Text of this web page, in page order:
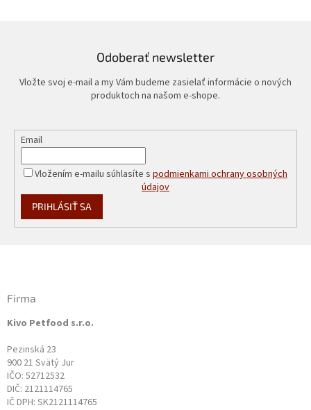
Odoberať newsletter
Vložte svoj e-mail a my Vám budeme zasielať informácie o nových
produktoch na našom e-shope.
Email
Vložením e-mailu súhlasíte s podmienkami ochrany osobných
údajov
PRIHLÁSIŤ SA
Firma
Kivo Petfood s.r.o.
Pezinská 23
900 21 Svätý Jur
IČO: 52712532
DIČ: 2121114765
IČ DPH: SK2121114765